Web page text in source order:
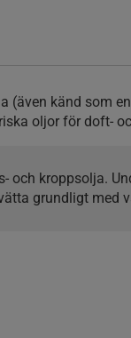
(även känd som
oljor för doft-
och kroppsolja.
grundligt med